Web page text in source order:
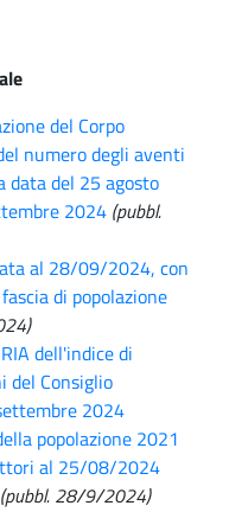
del Corpo
numero degli aventi
del 25 agosto
2024 (pubbl.
al 28/09/2024, con
di popolazione
dell'indice di
del Consiglio
2024
popolazione 2021
al 25/08/2024
(pubbl. 28/9/2024)